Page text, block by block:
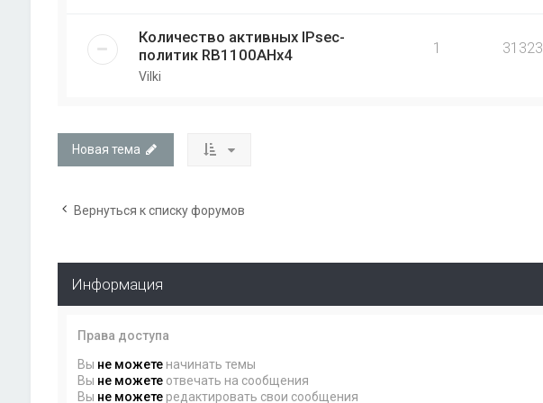
Количество активных IPsec-
политик RB1100AHx4
Vilki
1 31323
Новая тема
Вернуться к списку форумов
Информация
Права доступа
Вы не можетеначинать темы
Вы не можетеотвечать на сообщения
Вы не можетередактировать свои сообщения